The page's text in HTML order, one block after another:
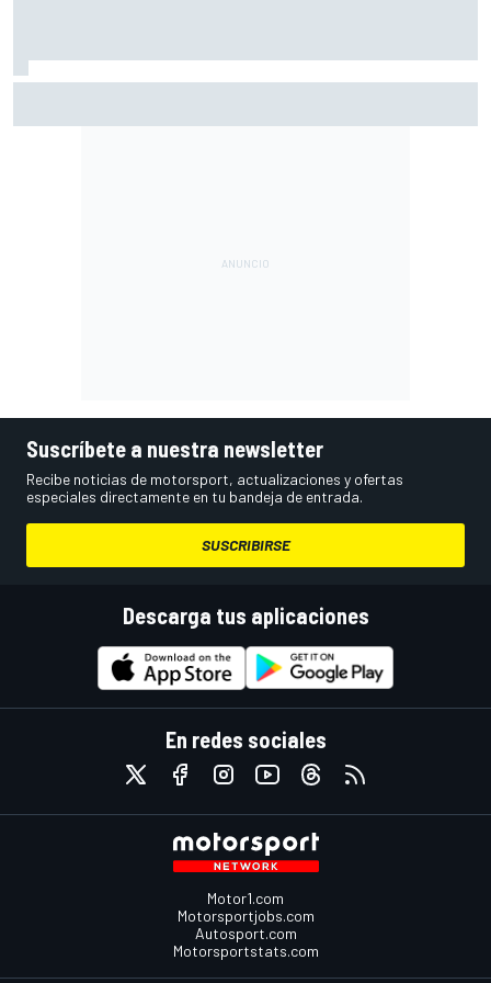
Suscríbete a nuestra newsletter
Recibe noticias de motorsport, actualizaciones y ofertas
especiales directamente en tu bandeja de entrada.
SUSCRIBIRSE
Descarga tus aplicaciones
En redes sociales
Motor1.com
Motorsportjobs.com
Autosport.com
Motorsportstats.com